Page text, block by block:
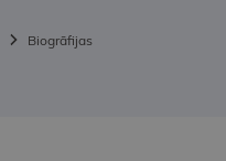
Biogrāfijas